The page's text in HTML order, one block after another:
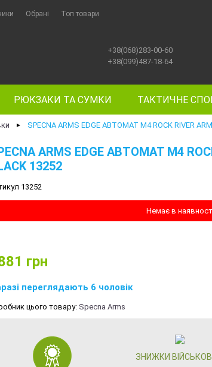
Обрані Топ товари
+38(068)283-00-60
+38(099)487-18-64
РЮКЗАКИ ТА СУМКИ ТАКТИЧНЕ
► SPECNA ARMS EDGE АВТОМАТ М4 ROCK RIVER
ARMS EDGE АВТОМАТ М4
13252
13252
Немає в
грн
переглядають 6 чоловік
цього товару: Specna Arms
ЗНИЖКИ